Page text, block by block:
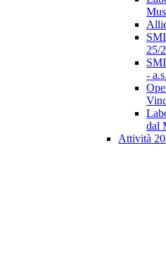
25/
-
dal
Attività